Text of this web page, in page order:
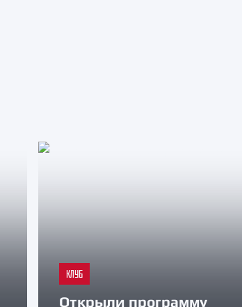
КЛУБ
Открыли программу